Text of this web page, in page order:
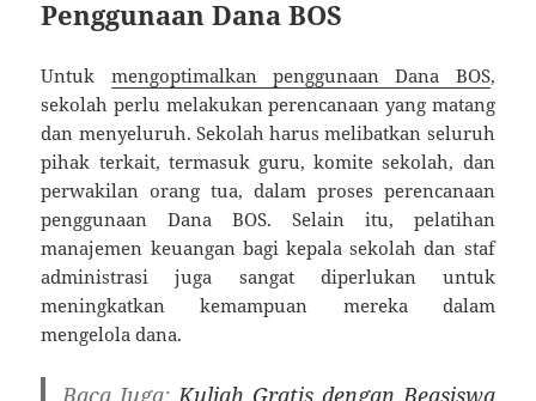
Penggunaan Dana BOS
Untuk mengoptimalkan penggunaan Dana BOS,
sekolah perlu melakukan perencanaan yang matang
dan menyeluruh. Sekolah harus melibatkan seluruh
pihak terkait, termasuk guru, komite sekolah, dan
perwakilan orang tua, dalam proses perencanaan
penggunaan Dana BOS. Selain itu, pelatihan
manajemen keuangan bagi kepala sekolah dan staf
administrasi juga sangat diperlukan untuk
meningkatkan kemampuan mereka dalam
mengelola dana.
Baca Juga: Kuliah Gratis dengan Beasiswa